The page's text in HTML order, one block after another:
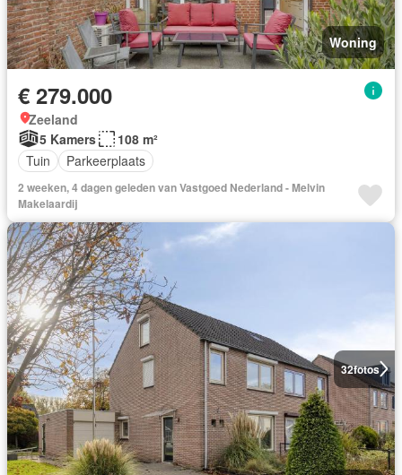
Woning
€ 279.000
Zeeland
5 Kamers
108 m²
Tuin
Parkeerplaats
2 weeken, 4 dagen geleden van Vastgoed Nederland - Melvin
Makelaardij
32fotos